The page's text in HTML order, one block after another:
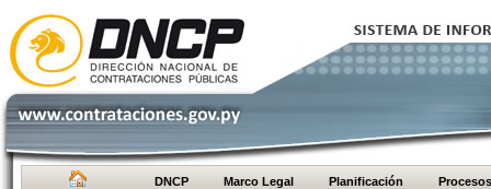
DNCP Marco Legal Planificación Procesos